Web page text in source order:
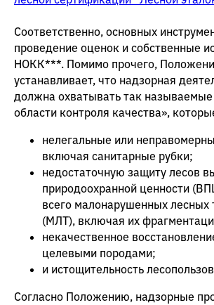
Соответственно, основных
проведение оценок и собственные
НОКК***. Помимо прочего,
устанавливает, что надзорная
должна охватывать так
области контроля качества»,
нелегальные или
включая санитарные рубки;
недостаточную защиту лесов
природоохранной ценности
всего малонарушенных лесных
(МЛТ), включая их
некачественное
целевыми породами;
и истощительность
Согласно Положению, надзорные